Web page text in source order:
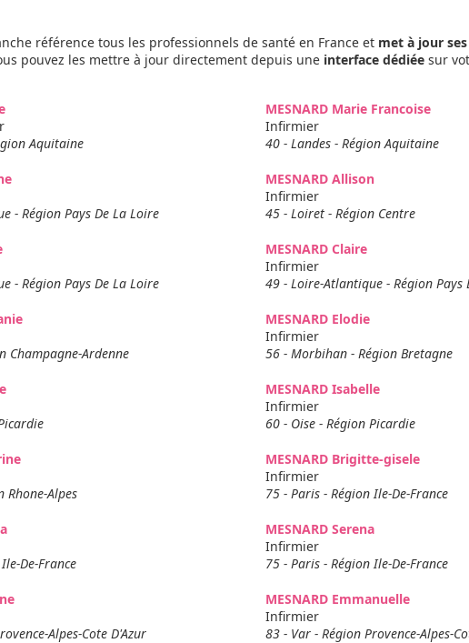
référence tous les professionnels de santé en France et met à jour
pouvez les mettre à jour directement depuis une interface dédiéesur
Aquitaine
MESNARD Marie Francoise
Infirmier
40 - Landes - Région Aquitaine
- Région Pays De La Loire
MESNARD Allison
Infirmier
45 - Loiret - Région Centre
- Région Pays De La Loire
MESNARD Claire
Infirmier
49 - Loire-Atlantique - Région Pays
Champagne-Ardenne
MESNARD Elodie
Infirmier
56 - Morbihan - Région Bretagne
MESNARD Isabelle
Infirmier
60 - Oise - Région Picardie
Rhone-Alpes
MESNARD Brigitte-gisele
Infirmier
75 - Paris - Région Ile-De-France
De-France
MESNARD Serena
Infirmier
75 - Paris - Région Ile-De-France
Alpes-Cote D'Azur
MESNARD Emmanuelle
Infirmier
83 - Var - Région Provence-Alpes-